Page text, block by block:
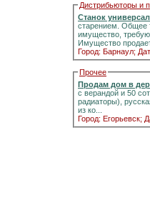
Дистрибьюторы и
Станок
старением. Общее
имущество,
Имущество
Город: Барнаул;
Прочее
Продам дом в
с верандой и 50 соток ижс.
радиаторы), русская баня. В дополнение — 2 печи с панорамными
из ко...
Город: Егорьевск;